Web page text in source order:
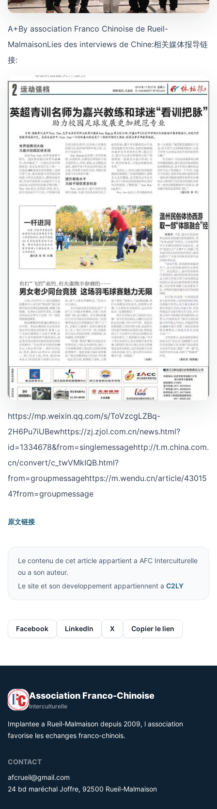
A+By association Franco Chinoise de Rueil-
MalmaisonLies des interviews de Chine:相关媒体报导链
接:
https://mp.weixin.qq.com/s/ToVzcgLZBq-
2H6Pu7iUBewhttps://zj.zjol.com.cn/news.html?
id=1334678&from=singlemessagehttp://t.m.china.com.
cn/convert/c_twVMkIQB.html?
from=groupmessagehttps://m.wendu.cn/article/43015
4?from=groupmessage
原文链接
Le contenu de cet article appartient a AFC Interculturelle
ou a son auteur.
Le site et son developpement appartiennent a C2LY
Facebook LinkedIn X Copier le lien
Association Franco-Chinoise
Interculturelle
Implantee a Rueil-Malmaison depuis 2009, l association
favorise les echanges franco-chinois.
CONTACT
afcrueil@gmail.com
24 bd maréchal Joffre, 92500 Rueil-Malmaison